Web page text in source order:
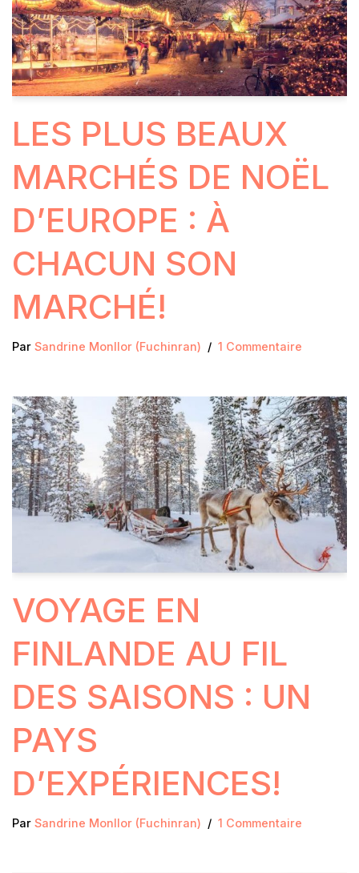
LES PLUS BEAUX
MARCHÉS DE NOËL
D’EUROPE : À
CHACUN SON
MARCHÉ!
Par Sandrine Monllor (Fuchinran) 1 Commentaire
VOYAGE EN
FINLANDE AU FIL
DES SAISONS : UN
PAYS
D’EXPÉRIENCES!
Par Sandrine Monllor (Fuchinran) 1 Commentaire